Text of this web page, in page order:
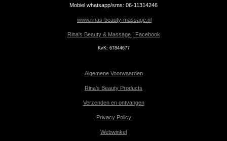
Mobiel whatsapp/sms: 06-11314246
www.rinas-beauty-massage.nl
Rina's Beauty & Massage | Facebook
KvK: 67844677
Algemene Voorwaarden
Rina's Beauty Products
Verzenden en ontvangen
Privacy Policy
Webwinkel